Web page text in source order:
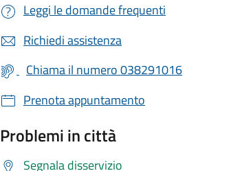
Leggi le domande frequenti
Richiedi assistenza
Chiama il numero 038291016
Prenota appuntamento
Problemi in città
Segnala disservizio